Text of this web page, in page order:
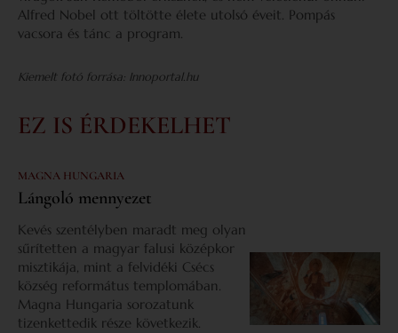
Alfred Nobel ott töltötte élete utolsó éveit. Pompás
vacsora és tánc a program.
Kiemelt fotó forrása: Innoportal.hu
EZ IS ÉRDEKELHET
MAGNA HUNGARIA
Lángoló mennyezet
Kevés szentélyben maradt meg olyan
sűrítetten a magyar falusi középkor
misztikája, mint a felvidéki Csécs
község református templomában.
Magna Hungaria sorozatunk
tizenkettedik része következik.